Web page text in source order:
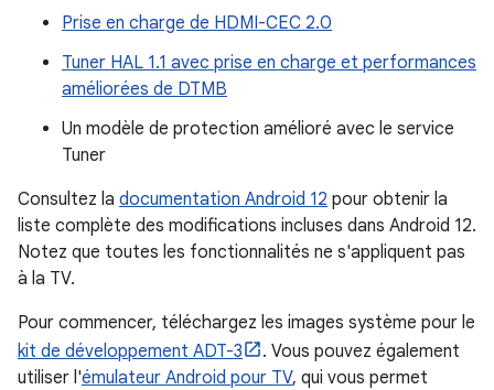
Prise en charge de HDMI-CEC 2.0
Tuner HAL 1.1 avec prise en charge et performances
améliorées de DTMB
Un modèle de protection amélioré avec le service
Tuner
Consultez la documentation Android 12 pour obtenir la
liste complète des modifications incluses dans Android 12.
Notez que toutes les fonctionnalités ne s'appliquent pas
à la TV.
Pour commencer, téléchargez les images système pour le
kit de développement ADT-3
. Vous pouvez également
utiliser l'émulateur Android pour TV, qui vous permet